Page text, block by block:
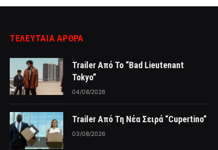
ΤΕΛΕΥΤΑΙΑ ΑΡΘΡΑ
Trailer Από Το “Bad Lieutenant
Tokyo”
04/08/2026
Trailer Από Τη Νέα Σειρά “Cupertino”
03/08/2026